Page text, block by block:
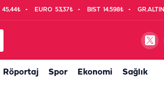
45,44₺ EURO 53,37₺ BIST 14.598₺ GR.ALTIN
Röportaj Spor Ekonomi Sağlık